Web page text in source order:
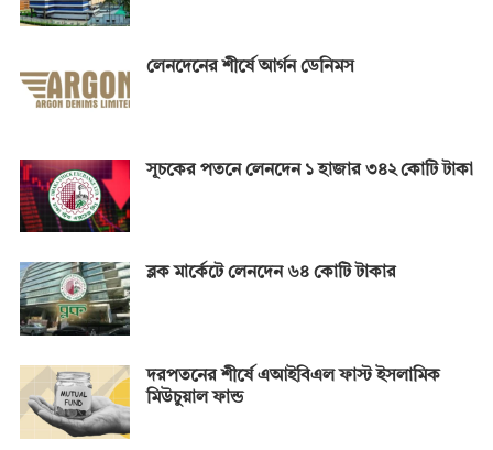
লেনদেনের শীর্ষে আর্গন ডেনিমস
সূচকের পতনে লেনদেন ১ হাজার ৩৪২ কোটি টাকা
ব্লক মার্কেটে লেনদেন ৬৪ কোটি টাকার
দরপতনের শীর্ষে এআইবিএল ফাস্ট ইসলামিক
মিউচুয়াল ফান্ড